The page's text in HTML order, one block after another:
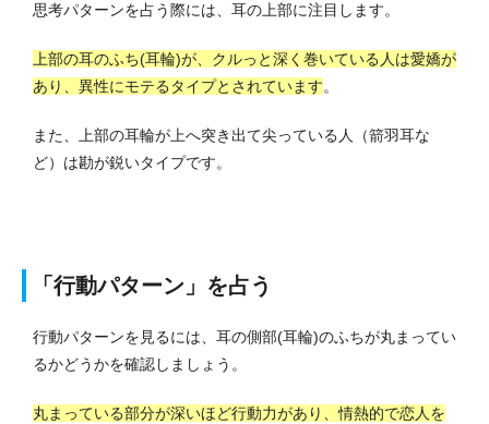
思考パターンを占う際には、耳の上部に注目します。
上部の耳のふち(耳輪)が、クルっと深く巻いている人は愛嬌が
あり、異性にモテるタイプとされています。
また、上部の耳輪が上へ突き出て尖っている人（箭羽耳な
ど）は勘が鋭いタイプです。
「行動パターン」を占う
行動パターンを見るには、耳の側部(耳輪)のふちが丸まってい
るかどうかを確認しましょう。
丸まっている部分が深いほど行動力があり、情熱的で恋人を